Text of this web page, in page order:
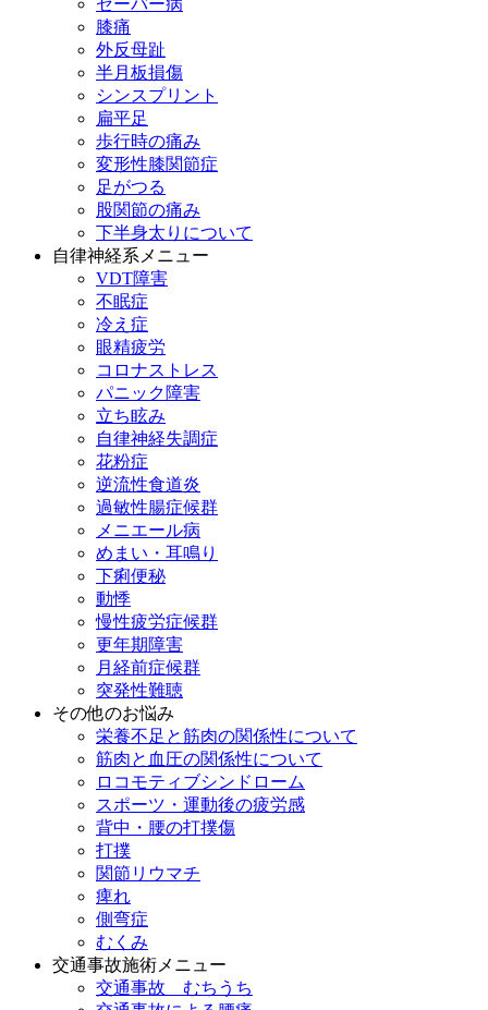
セーバー病
膝痛
外反母趾
半月板損傷
シンスプリント
扁平足
歩行時の痛み
変形性膝関節症
足がつる
股関節の痛み
下半身太りについて
自律神経系メニュー
VDT障害
不眠症
冷え症
眼精疲労
コロナストレス
パニック障害
立ち眩み
自律神経失調症
花粉症
逆流性食道炎
過敏性腸症候群
メニエール病
めまい・耳鳴り
下痢便秘
動悸
慢性疲労症候群
更年期障害
月経前症候群
突発性難聴
その他のお悩み
栄養不足と筋肉の関係性について
筋肉と血圧の関係性について
ロコモティブシンドローム
スポーツ・運動後の疲労感
背中・腰の打撲傷
打撲
関節リウマチ
痺れ
側弯症
むくみ
交通事故施術メニュー
交通事故 むちうち